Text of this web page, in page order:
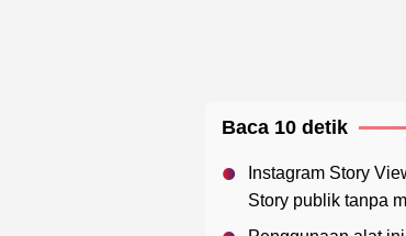
Baca 10 detik
Instagram Story
Story publik tanpa